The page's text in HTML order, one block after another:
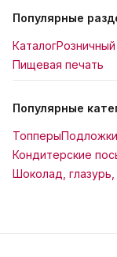
Популярные
КаталогРозничный
Пищевая печать
Популярные
Топперы
Кондитерские
Шоколад, глазурь,